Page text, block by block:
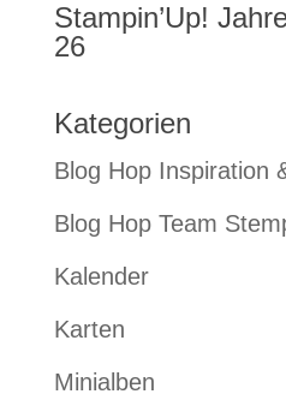
Stampin’Up!
26
Kategorien
Blog Hop Inspiration
Blog Hop Team
Kalender
Karten
Minialben